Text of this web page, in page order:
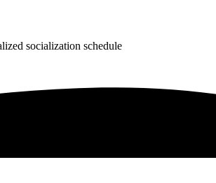
socialization schedule